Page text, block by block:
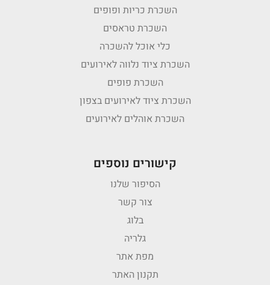
השכרת כריות ופופים
השכרת טראסים
כלי אוכל להשכרה
השכרת ציוד נלווה לאירועים
השכרת פופים
השכרת ציוד לאירועים בצפון
השכרת אוהלים לאירועים
קישורים נוספים
הסיפור שלנו
צור קשר
בלוג
גלריה
מפת אתר
תקנון האתר